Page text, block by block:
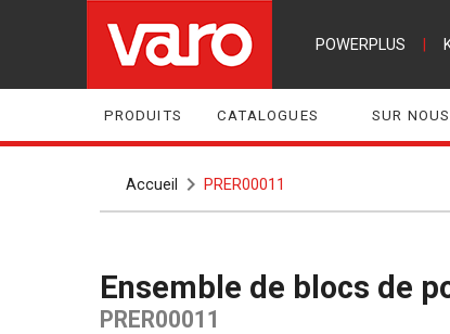
POWERPLUS
PRODUITS CATALOGUES SUR NOUS
Accueil PRER00011
Ensemble de blocs de
PRER00011